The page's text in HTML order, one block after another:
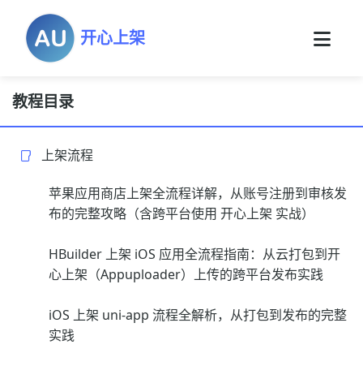
开心上架
教程目录
上架流程
苹果应用商店上架全流程详解，从账号注册到审核发
布的完整攻略（含跨平台使用 开心上架 实战）
HBuilder 上架 iOS 应用全流程指南：从云打包到开
心上架（Appuploader）上传的跨平台发布实践
iOS 上架 uni-app 流程全解析，从打包到发布的完整
实践